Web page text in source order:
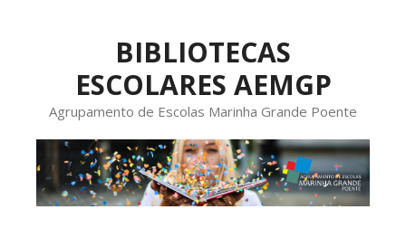
BIBLIOTECAS
ESCOLARES AEMGP
Agrupamento de Escolas Marinha Grande Poente